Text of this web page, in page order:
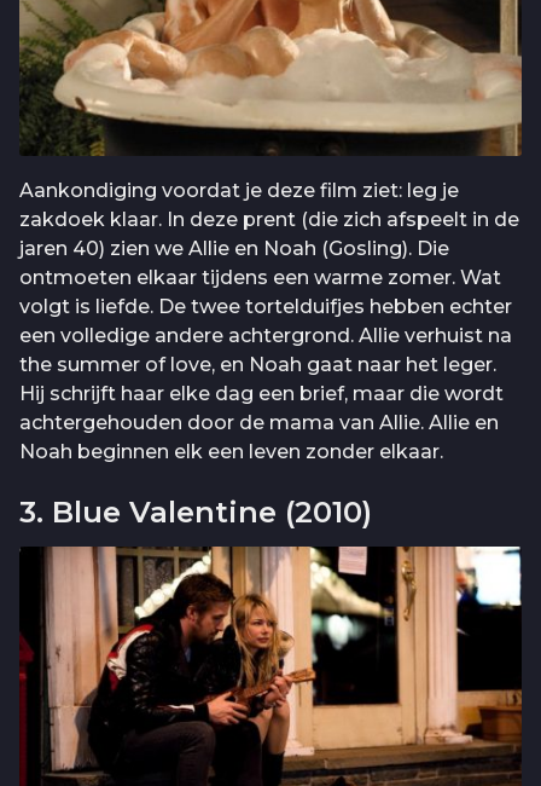
Aankondiging voordat je deze film ziet: leg je
zakdoek klaar. In deze prent (die zich afspeelt in de
jaren 40) zien we Allie en Noah (Gosling). Die
ontmoeten elkaar tijdens een warme zomer. Wat
volgt is liefde. De twee tortelduifjes hebben echter
een volledige andere achtergrond. Allie verhuist na
the summer of love, en Noah gaat naar het leger.
Hij schrijft haar elke dag een brief, maar die wordt
achtergehouden door de mama van Allie. Allie en
Noah beginnen elk een leven zonder elkaar.
3. Blue Valentine (2010)